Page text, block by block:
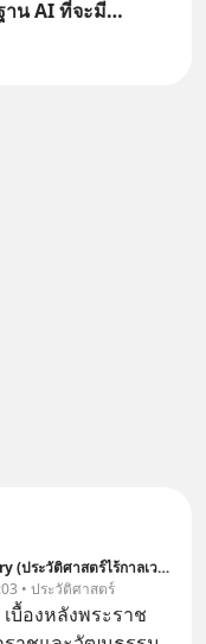
าน AI ที่จะมี
ระวัติศาสตร์
Timeless History (ประวัติศาสตร์ไร้กาลเวลา)
• ประวัติศาสตร์
บื้องหลังพระราช